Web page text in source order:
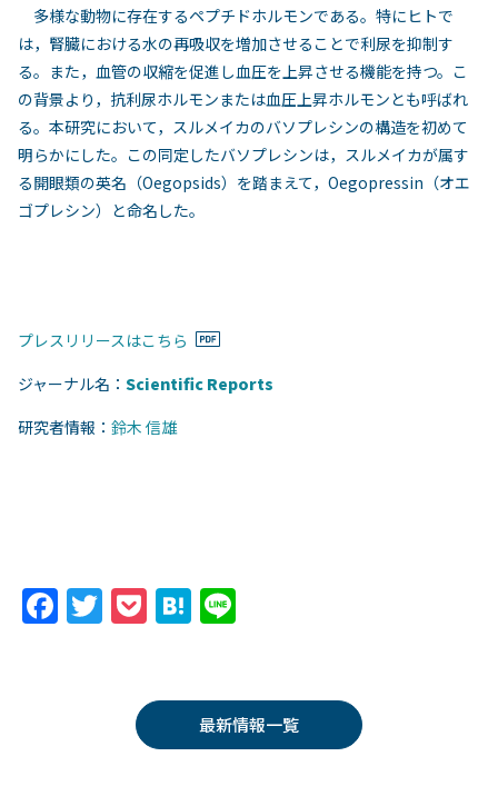
多様な動物に存在するペプチドホルモンである。特にヒトで
は，腎臓における水の再吸収を増加させることで利尿を抑制す
る。また，血管の収縮を促進し血圧を上昇させる機能を持つ。こ
の背景より，抗利尿ホルモンまたは血圧上昇ホルモンとも呼ばれ
る。本研究において，スルメイカのバソプレシンの構造を初めて
明らかにした。この同定したバソプレシンは，スルメイカが属す
る開眼類の英名（Oegopsids）を踏まえて，Oegopressin（オエ
ゴプレシン）と命名した。
プレスリリースはこちら
ジャーナル名： Scientific Reports
研究者情報： 鈴木 信雄
F
a
T
w
er
P
o
k
et
H
at
n
a
最新情報一覧